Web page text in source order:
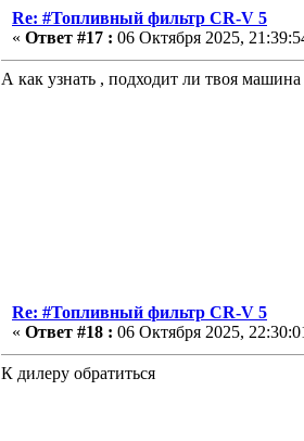
Re: #Топливный фильтр CR-V 5
« Ответ #17 : 06 Октября 2025,
А как узнать , подходит ли твоя
Re: #Топливный фильтр CR-V 5
« Ответ #18 : 06 Октября 2025,
К дилеру обратиться